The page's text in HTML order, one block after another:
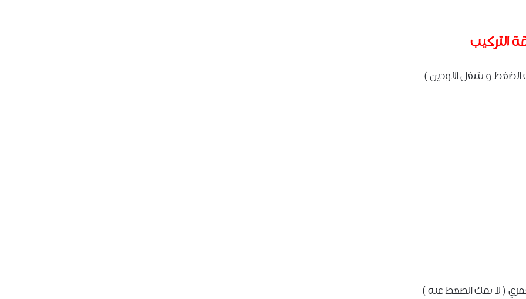
التركيب
الضغط و شغل الاودين )
( لا تفك الضغط عنه )